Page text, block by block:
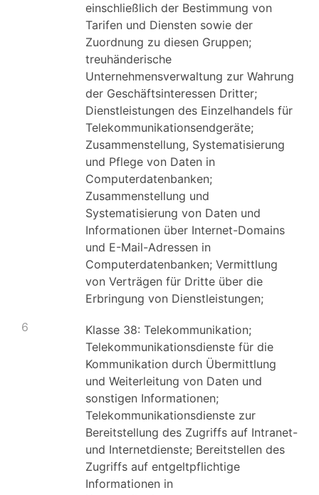
einschließlich der Bestimmung von
Tarifen und Diensten sowie der
Zuordnung zu diesen Gruppen;
treuhänderische
Unternehmensverwaltung zur Wahrung
der Geschäftsinteressen Dritter;
Dienstleistungen des Einzelhandels für
Telekommunikationsendgeräte;
Zusammenstellung, Systematisierung
und Pflege von Daten in
Computerdatenbanken;
Zusammenstellung und
Systematisierung von Daten und
Informationen über Internet-Domains
und E-Mail-Adressen in
Computerdatenbanken; Vermittlung
von Verträgen für Dritte über die
Erbringung von Dienstleistungen;
6
Klasse 38: Telekommunikation;
Telekommunikationsdienste für die
Kommunikation durch Übermittlung
und Weiterleitung von Daten und
sonstigen Informationen;
Telekommunikationsdienste zur
Bereitstellung des Zugriffs auf Intranet-
und Internetdienste; Bereitstellen des
Zugriffs auf entgeltpflichtige
Informationen in